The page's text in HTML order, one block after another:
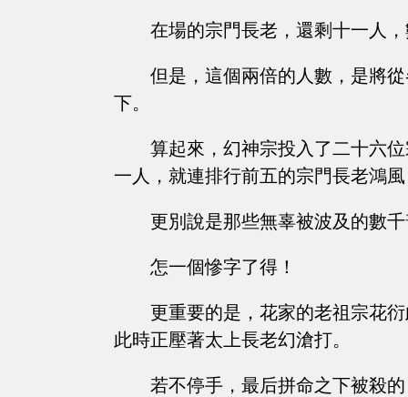
在場的宗門長老，還剩十一人
但是，這個兩倍的人數，是將
下。
算起來，幻神宗投入了二十六
一人，就連排行前五的宗門長老鴻
更別說是那些無辜被波及的數
怎一個慘字了得！
更重要的是，花家的老祖宗花
此時正壓著太上長老幻滄打。
若不停手，最后拼命之下被殺